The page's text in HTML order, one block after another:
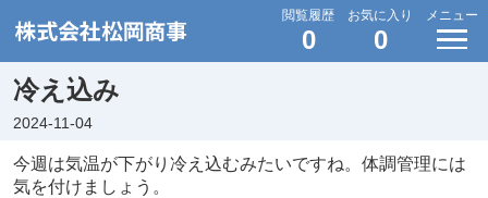
閲覧履歴
0
お気に入り
0
メニュー
冷え込み
2024-11-04
今週は気温が下がり冷え込むみたいですね。体調管理には
気を付けましょう。